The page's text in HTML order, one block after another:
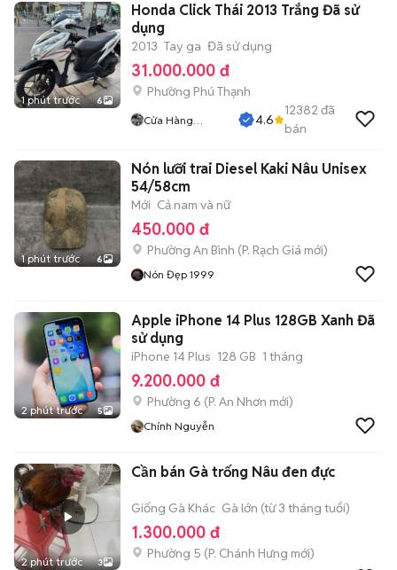
1 phút trước 6
Honda Click Thái 2013 Trắng Đã sử
dụng
2013 Tay ga Đã sử dụng
31.000.000 đ
Phường Phú Thạnh
Cửa Hàng
4.6
12382 đã
bán
1 phút trước 6
Nón lưỡi trai Diesel Kaki Nâu Unisex
54/58cm
Mới Cả nam và nữ
450.000 đ
Phường An Bình (P. Rạch Giá mới)
Nón Đẹp 1999
2 phút trước 5
Apple iPhone 14 Plus 128GB Xanh Đã
sử dụng
iPhone 14 Plus 128 GB 1 tháng
9.200.000 đ
Phường 6 (P. An Nhơn mới)
Chính Nguyễn
2 phút trước 3
Cần bán Gà trống Nâu đen đực
Giống Gà Khác Gà lớn (từ 3 tháng tuổi)
1.300.000 đ
Phường 5 (P. Chánh Hưng mới)